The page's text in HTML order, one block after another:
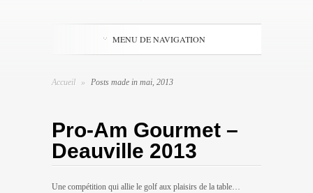
MENU DE NAVIGATION
Accueil » Posts made in mai, 2013
Pro-Am Gourmet –
Deauville 2013
Une compétition qui allie le golf aux plaisirs de la table…